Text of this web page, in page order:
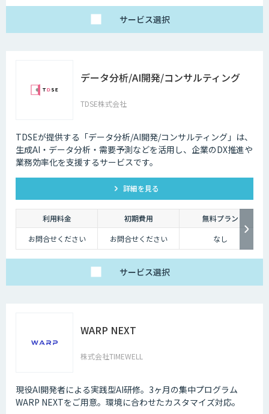
サービス選択
データ分析/AI開発/コンサルティング
TDSE株式会社
TDSEが提供する「データ分析/AI開発/コンサルティング」は、
生成AI・データ分析・需要予測などを活用し、企業のDX推進や
業務効率化を支援するサービスです。
詳細を見る
利用料金 初期費用
無料プラン
お問合せください
お問合せください なし
サービス選択
WARP NEXT
株式会社TIMEWELL
現役AI開発者による実践型AI研修。3ヶ月の集中プログラム
WARP NEXTをご用意。環境に合わせたカスタマイズ対応。